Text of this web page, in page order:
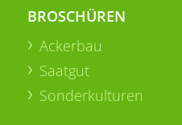
BROSCHÜREN
Ackerbau
Saatgut
Sonderkulturen